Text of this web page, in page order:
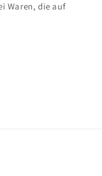
Waren, die auf